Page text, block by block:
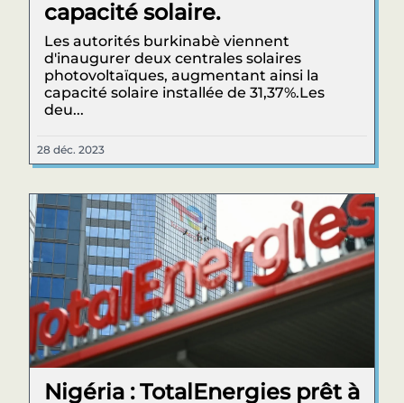
capacité solaire.
Les autorités burkinabè viennent
d'inaugurer deux centrales solaires
photovoltaïques, augmentant ainsi la
capacité solaire installée de 31,37%.Les
deu...
28 déc. 2023
Nigéria : TotalEnergies prêt à